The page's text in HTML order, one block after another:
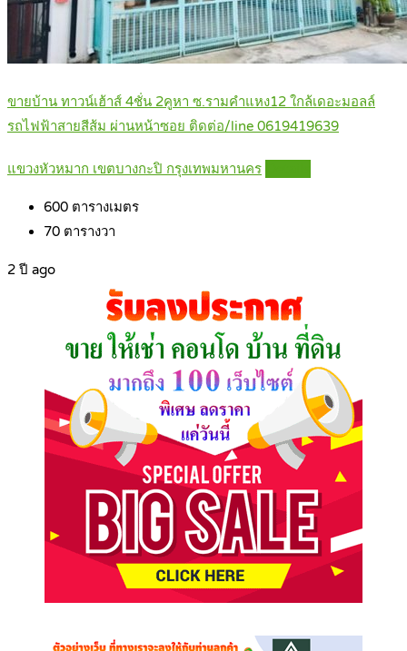
ขายบ้าน ทาวน์เฮ้าส์ 4ชั่น 2คูหา ซ.รามคำแหง12 ใกล้เดอะมอลล์
รถไฟฟ้าสายสีส้ม ผ่านหน้าซอย ติดต่อ/line 0619419639
แขวงหัวหมาก เขตบางกะปิ กรุงเทพมหานคร
600 ตารางเมตร
70 ตารางวา
2 ปี ago